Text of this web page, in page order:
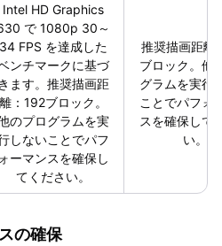
Intel HD Graphics
で 1080p 30～
34 FPS を達成した
ンチマークに基づ
きます。推奨描画距
離：192ブロック。
のプログラムを実
しないことでパフ
ォーマンスを確保し
てください。
推奨描画距離
ブロック。他
グラムを実行
ことでパフォ
スを確保して
い。
の確保